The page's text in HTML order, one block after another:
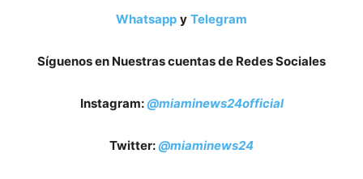
Whatsapp y Telegram
Síguenos en Nuestras cuentas de Redes Sociales
Instagram:@miaminews24official
Twitter:@miaminews24